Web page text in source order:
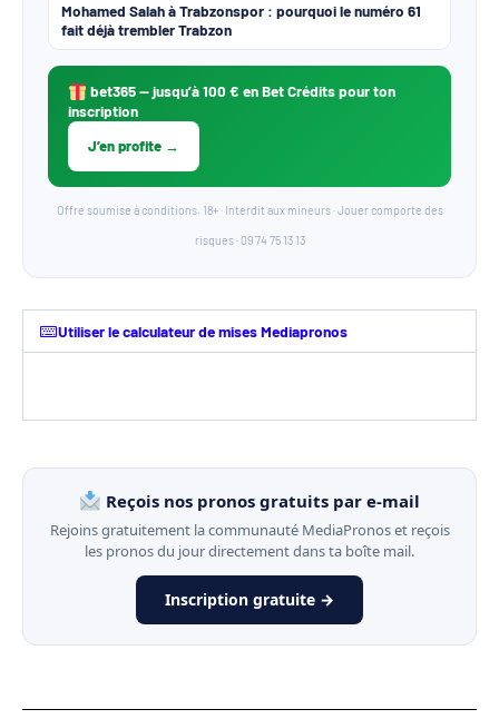
Mohamed Salah à Trabzonspor : pourquoi le numéro 61
fait déjà trembler Trabzon
bet365— jusqu’à 100 € en Bet Crédits pour ton
inscription
J’en profite →
Offre soumise à conditions. 18+ · Interdit aux mineurs · Jouer comporte des
risques · 09 74 75 13 13
Utiliser le calculateur de mises Mediapronos
Reçois nos pronos gratuits par e-mail
Rejoins gratuitement la communauté MediaPronos et reçois
les pronos du jour directement dans ta boîte mail.
Inscription gratuite →